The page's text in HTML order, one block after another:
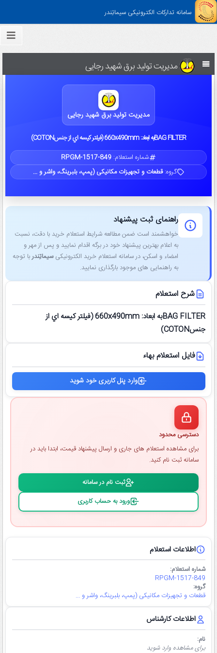
سامانه تدارکات الکترونیکی سیماتِندر
مدیریت تولید برق شهید رجایی
مدیریت تولید برق شهید رجایی
BAG FILTERبه ابعاد: 660x490mm (فيلتر كيسه اي از جنسCOTON)
شماره استعلام:RPGM-1517-849
گروه:قطعات و تجهیزات مکانیکی (پمپ، بلبرینگ، واشر و ...
اطلاعات استعلام
شماره استعلام:
RPGM-1517-849
گروه:
قطعات و تجهیزات مکانیکی (پمپ، بلبرینگ، واشر و ...
اطلاعات کارشناس
نام:
برای مشاهده وارد شوید
راهنمای ثبت پیشنهاد
خواهشمند است ضمن مطالعه شرایط استعلام خرید با دقت، نسبت
به اعلام بهترین پیشنهاد خود در برگه اقدام نمایید و پس از مهر و
امضاء و اسکن، در سامانه استعلام خرید الکترونیکیسیماتِندربا توجه
به راهنمایی ‌های موجود بارگذاری نمایید.
شرح استعلام
BAG FILTERبه ابعاد: 660x490mm (فيلتر كيسه اي از
جنسCOTON)
فایل استعلام بهاء
وارد پنل کاربری خود شوید
دسترسی محدود
برای مشاهده استعلام ‌های جاری و ارسال پیشنهاد قیمت، ابتدا باید در
سامانه ثبت ‌نام کنید.
ثبت ‌نام در سامانه
ورود به حساب کاربری